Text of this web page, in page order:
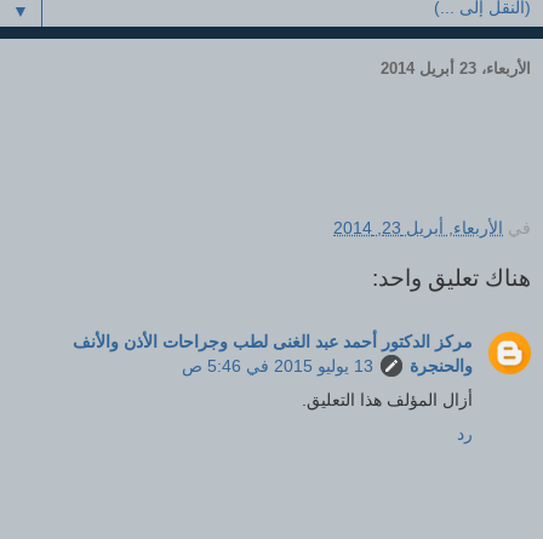
▼
الأربعاء، 23 أبريل 2014
في الأربعاء, أبريل 23, 2014
هناك تعليق واحد:
مركز الدكتور أحمد عبد الغنى لطب وجراحات الأذن والأنف
والحنجرة
13 يوليو 2015 في 5:46 ص
أزال المؤلف هذا التعليق.
رد